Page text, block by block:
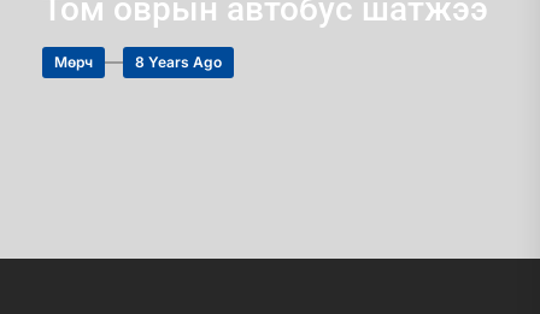
Том оврын автобус шатжээ
Мөрч 8 Years Ago